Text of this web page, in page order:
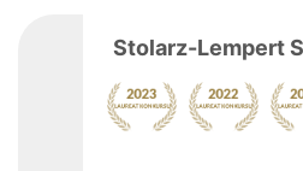
Stolarz-Lempert